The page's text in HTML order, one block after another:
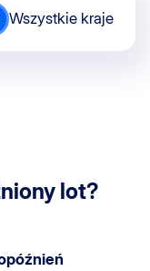
Wszystkie kraje
lot?